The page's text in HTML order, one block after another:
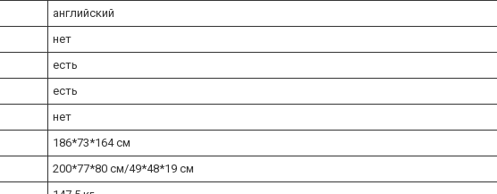
английский
нет
есть
есть
нет
186*73*164 см
200*77*80 см/49*48*19 см